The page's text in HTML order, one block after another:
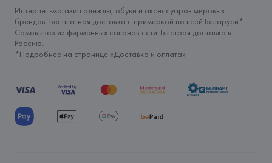
Интернет-магазин одежды, обуви и аксессуаров мировых
брендов. Бесплатная доставка с примеркой по всей Беларуси*.
Самовывоз из фирменных салонов сети. Быстрая доставка в
Россию.
*Подробнее на странице «Доставка и оплата»